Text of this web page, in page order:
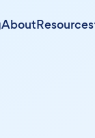
AboutResources